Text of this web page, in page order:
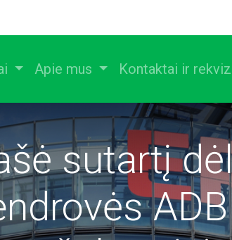
Apie mus Kontaktai ir
sutartį
ADB